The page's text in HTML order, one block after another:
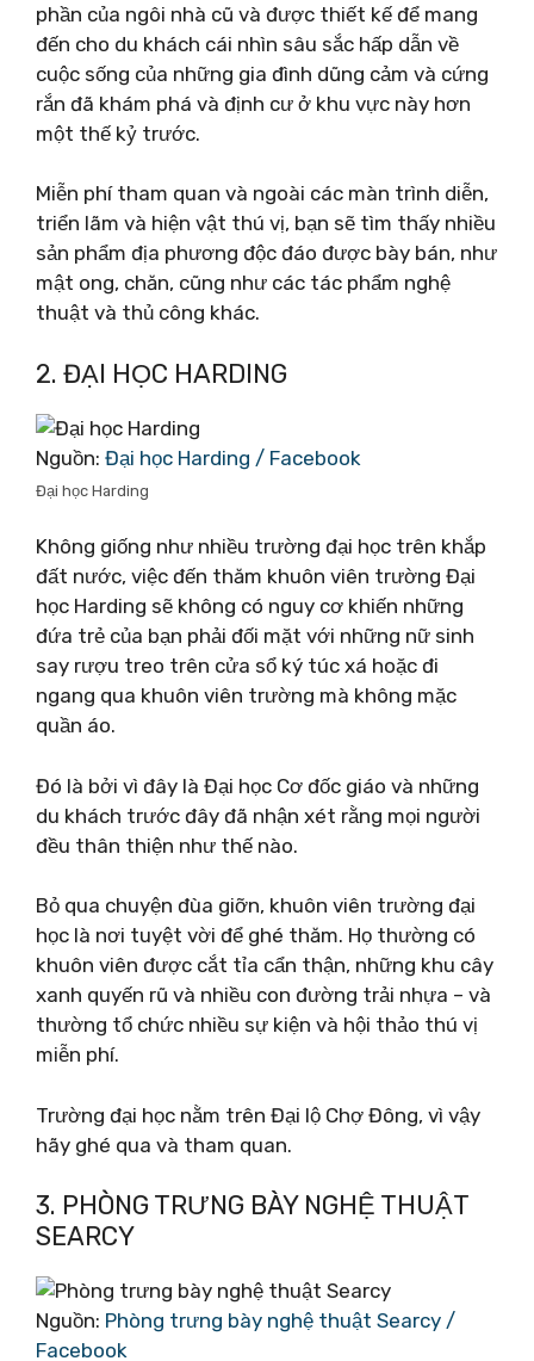
phần của ngôi nhà cũ và được thiết kế để mang
đến cho du khách cái nhìn sâu sắc hấp dẫn về
cuộc sống của những gia đình dũng cảm và cứng
rắn đã khám phá và định cư ở khu vực này hơn
một thế kỷ trước.
Miễn phí tham quan và ngoài các màn trình diễn,
triển lãm và hiện vật thú vị, bạn sẽ tìm thấy nhiều
sản phẩm địa phương độc đáo được bày bán, như
mật ong, chăn, cũng như các tác phẩm nghệ
thuật và thủ công khác.
2. ĐẠI HỌC HARDING
Nguồn: Đại học Harding / Facebook
Đại học Harding
Không giống như nhiều trường đại học trên khắp
đất nước, việc đến thăm khuôn viên trường Đại
học Harding sẽ không có nguy cơ khiến những
đứa trẻ của bạn phải đối mặt với những nữ sinh
say rượu treo trên cửa sổ ký túc xá hoặc đi
ngang qua khuôn viên trường mà không mặc
quần áo.
Đó là bởi vì đây là Đại học Cơ đốc giáo và những
du khách trước đây đã nhận xét rằng mọi người
đều thân thiện như thế nào.
Bỏ qua chuyện đùa giỡn, khuôn viên trường đại
học là nơi tuyệt vời để ghé thăm. Họ thường có
khuôn viên được cắt tỉa cẩn thận, những khu cây
xanh quyến rũ và nhiều con đường trải nhựa – và
thường tổ chức nhiều sự kiện và hội thảo thú vị
miễn phí.
Trường đại học nằm trên Đại lộ Chợ Đông, vì vậy
hãy ghé qua và tham quan.
3. PHÒNG TRƯNG BÀY NGHỆ THUẬT
SEARCY
Nguồn: Phòng trưng bày nghệ thuật Searcy /
Facebook